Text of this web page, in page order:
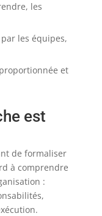
les
les équipes,
et
est
de formaliser
à comprendre
: